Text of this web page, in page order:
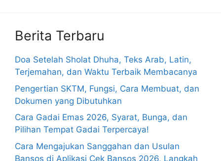
Berita Terbaru
Doa Setelah Sholat Dhuha, Teks Arab, Latin,
Terjemahan, dan Waktu Terbaik Membacanya
Pengertian SKTM, Fungsi, Cara Membuat, dan
Dokumen yang Dibutuhkan
Cara Gadai Emas 2026, Syarat, Bunga, dan
Pilihan Tempat Gadai Terpercaya!
Cara Mengajukan Sanggahan dan Usulan
Bansos di Aplikasi Cek Bansos 2026, Langkah